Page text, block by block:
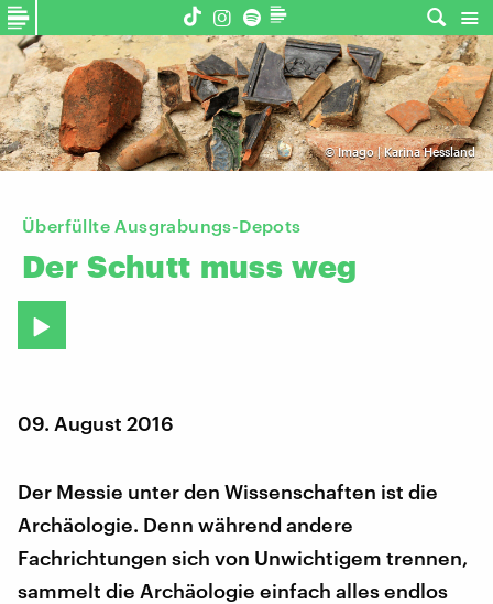
©Imago | Karina Hessland
Überfüllte Ausgrabungs-Depots
Der Schutt muss weg
09. August 2016
Der Messie unter den Wissenschaften ist die
Archäologie. Denn während andere
Fachrichtungen sich von Unwichtigem trennen,
sammelt die Archäologie einfach alles endlos